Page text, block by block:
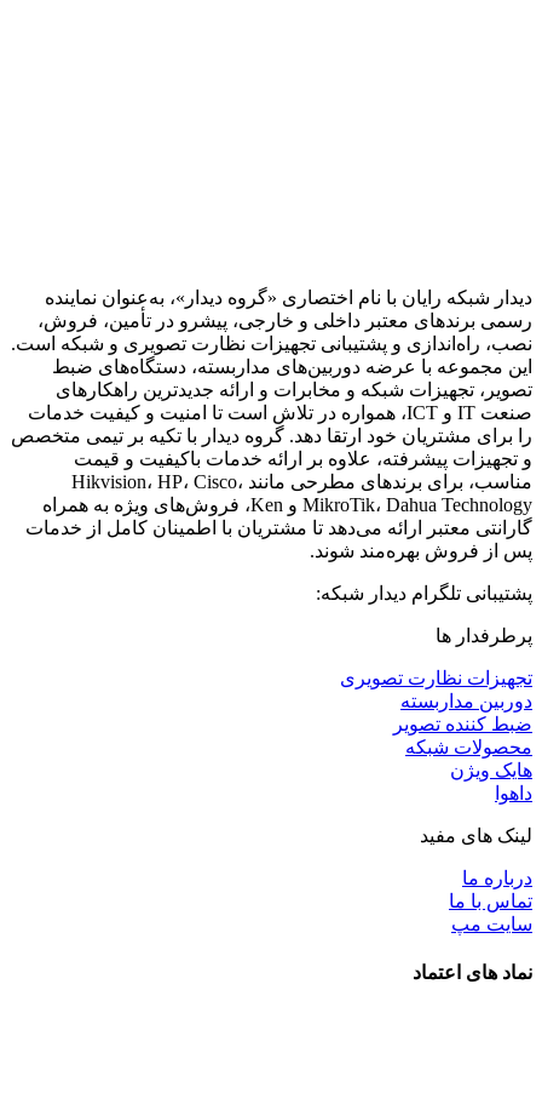
دیدار شبکه رایان با نام اختصاری «گروه دیدار»، به‌عنوان نماینده
رسمی برندهای معتبر داخلی و خارجی، پیشرو در تأمین، فروش،
نصب، راه‌اندازی و پشتیبانی تجهیزات نظارت تصویری و شبکه است.
این مجموعه با عرضه دوربین‌های مداربسته، دستگاه‌های ضبط
تصویر، تجهیزات شبکه و مخابرات و ارائه جدیدترین راهکارهای
صنعت IT و ICT، همواره در تلاش است تا امنیت و کیفیت خدمات
را برای مشتریان خود ارتقا دهد. گروه دیدار با تکیه بر تیمی متخصص
و تجهیزات پیشرفته، علاوه بر ارائه خدمات باکیفیت و قیمت
مناسب، برای برندهای مطرحی مانند Hikvision، HP، Cisco،
MikroTik، Dahua Technology و Ken، فروش‌های ویژه به همراه
گارانتی معتبر ارائه می‌دهد تا مشتریان با اطمینان کامل از خدمات
پس از فروش بهره‌مند شوند.
پشتیبانی تلگرام دیدار شبکه:
پرطرفدار ها
تجهیزات نظارت تصویری
دوربین مداربسته
ضبط کننده تصویر
محصولات شبکه
هایک ویژن
داهوا
لینک های مفید
درباره ما
تماس با ما
سایت مپ
نماد های اعتماد